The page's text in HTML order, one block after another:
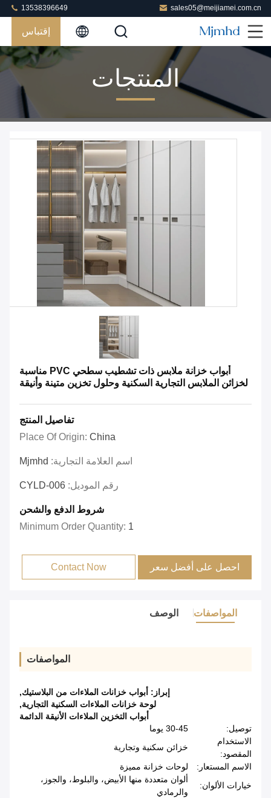
sales05@meijiamei.com.cn
13538396649
إقتباس
المنتجات
أبواب خزانة ملابس ذات تشطيب سطحي PVC مناسبة
لخزائن الملابس التجارية السكنية وحلول تخزين متينة وأنيقة
تفاصيل المنتج
Place Of Origin: China
اسم العلامة التجارية: Mjmhd
رقم الموديل: CYLD-006
شروط الدفع والشحن
Minimum Order Quantity: 1
احصل على أفضل سعر Contact Now
المواصفات الوصف
المواصفات
إبراز: أبواب خزانات الملاءات من البلاستيك,
لوحة خزانات الملاءات السكنية التجارية,
أبواب التخزين الملاءات الأنيقة الدائمة
توصيل:
30-45 يوما
الاستخدام
المقصود:
خزائن سكنية وتجارية
الاسم المستعار:
لوحات خزانة مميزة
خيارات الألوان:
ألوان متعددة منها الأبيض، والبلوط، والجوز،
والرمادي